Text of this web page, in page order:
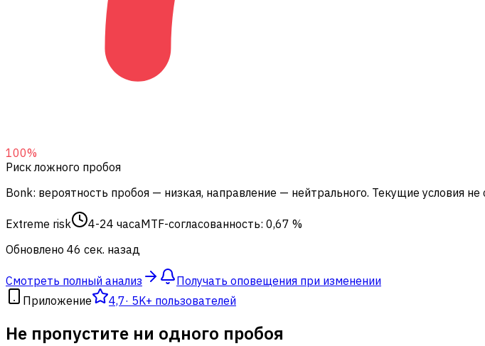
100%
Риск ложного пробоя
Bonk: вероятность пробоя — низкая, направление — нейтрального. Текущие условия
Extreme risk 4-24 часаMTF-согласованность: 0,67 %
Обновлено 46 сек. назад
Смотреть полный анализ
Получать оповещения при изменении
Приложение
4,7· 5K+ пользователей
Не пропустите ни одного пробоя